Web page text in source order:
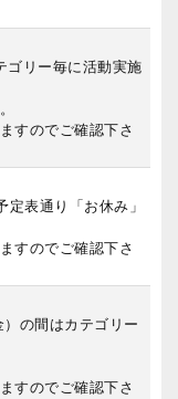
ゴリー毎に活動実施
すのでご確認下さ
表通り「お休み」
すのでご確認下さ
）の間はカテゴリー
すのでご確認下さ